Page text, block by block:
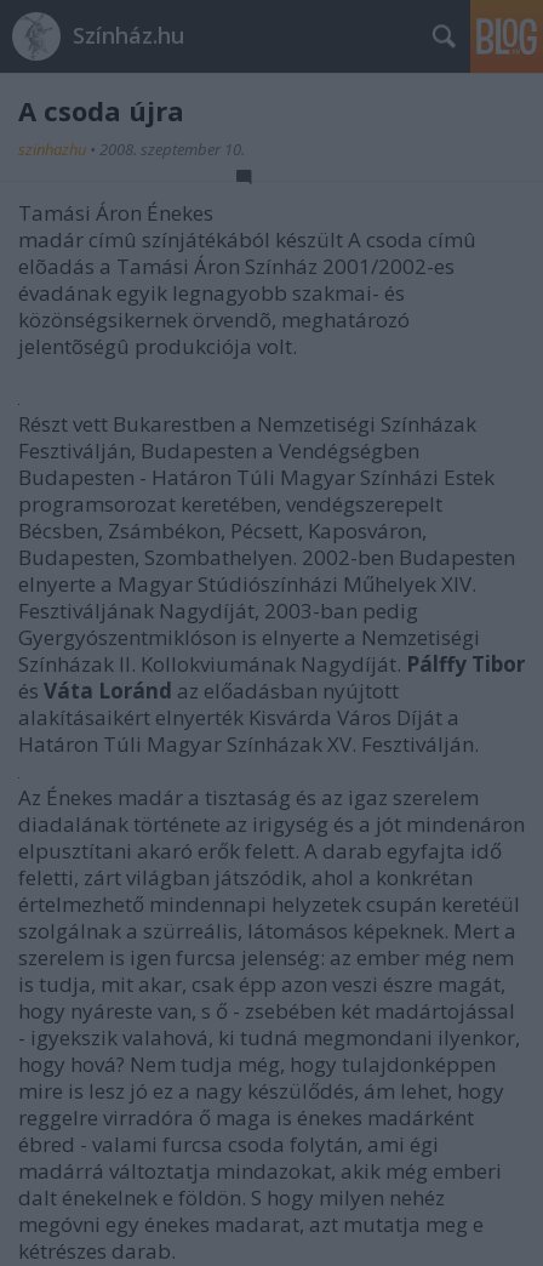
Színház.hu
A csoda újra
szinhazhu • 2008. szeptember 10.
Tamási Áron Énekes
madár címû színjátékából készült A csoda címû
elõadás a Tamási Áron Színház 2001/2002-es
évadának egyik legnagyobb szakmai- és
közönségsikernek örvendõ, meghatározó
jelentõségû produkciója volt.
Részt vett Bukarestben a Nemzetiségi Színházak
Fesztiválján, Budapesten a Vendégségben
Budapesten - Határon Túli Magyar Színházi Estek
programsorozat keretében, vendégszerepelt
Bécsben, Zsámbékon, Pécsett, Kaposváron,
Budapesten, Szombathelyen. 2002-ben Budapesten
elnyerte a Magyar Stúdiószínházi Műhelyek XIV.
Fesztiváljának Nagydíját, 2003-ban pedig
Gyergyószentmiklóson is elnyerte a Nemzetiségi
Színházak II. Kollokviumának Nagydíját. Pálffy Tibor
és Váta Loránd az előadásban nyújtott
alakításaikért elnyerték Kisvárda Város Díját a
Határon Túli Magyar Színházak XV. Fesztiválján.
Az Énekes madár a tisztaság és az igaz szerelem
diadalának története az irigység és a jót mindenáron
elpusztítani akaró erők felett. A darab egyfajta idő
feletti, zárt világban játszódik, ahol a konkrétan
értelmezhető mindennapi helyzetek csupán keretéül
szolgálnak a szürreális, látomásos képeknek. Mert a
szerelem is igen furcsa jelenség: az ember még nem
is tudja, mit akar, csak épp azon veszi észre magát,
hogy nyáreste van, s ő - zsebében két madártojással
- igyekszik valahová, ki tudná megmondani ilyenkor,
hogy hová? Nem tudja még, hogy tulajdonképpen
mire is lesz jó ez a nagy készülődés, ám lehet, hogy
reggelre virradóra ő maga is énekes madárként
ébred - valami furcsa csoda folytán, ami égi
madárrá változtatja mindazokat, akik még emberi
dalt énekelnek e földön. S hogy milyen nehéz
megóvni egy énekes madarat, azt mutatja meg e
kétrészes darab.